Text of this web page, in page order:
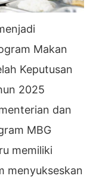
Makan
Keputusan
2025
dan
MBG
memiliki
menyukseskan